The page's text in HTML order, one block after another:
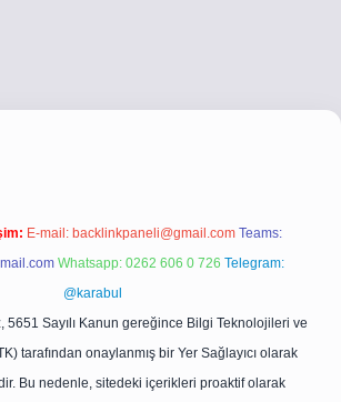
hiltonbet yeni giriş
E-mail: backlinkpaneli@gmail.com Teams:
Whatsapp: 0262 606 0 726 Telegram:
@karabul
5651 Sayılı Kanun gereğince Bilgi Teknolojileri ve
tarafından onaylanmış bir Yer Sağlayıcı olarak
Bu nedenle, sitedeki içerikleri proaktif olarak